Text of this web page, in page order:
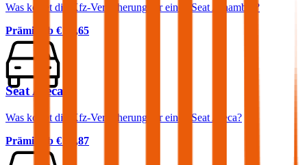
Was kostet die Kfz-Versicherung für einen Seat Alhambra?
Prämie ab € 83,65
Seat Ateca
Was kostet die Kfz-Versicherung für einen Seat Ateca?
Prämie ab € 66,87